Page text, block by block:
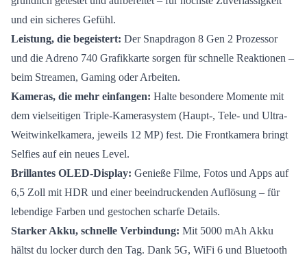
und ein sicheres Gefühl.
Leistung, die begeistert: Der Snapdragon 8 Gen 2 Prozessor
und die Adreno 740 Grafikkarte sorgen für schnelle Reaktionen –
beim Streamen, Gaming oder Arbeiten.
Kameras, die mehr einfangen: Halte besondere Momente mit
dem vielseitigen Triple-Kamerasystem (Haupt-, Tele- und Ultra-
Weitwinkelkamera, jeweils 12 MP) fest. Die Frontkamera bringt
Selfies auf ein neues Level.
Brillantes OLED-Display: Genieße Filme, Fotos und Apps auf
6,5 Zoll mit HDR und einer beeindruckenden Auflösung – für
lebendige Farben und gestochen scharfe Details.
Starker Akku, schnelle Verbindung: Mit 5000 mAh Akku
hältst du locker durch den Tag. Dank 5G, WiFi 6 und Bluetooth